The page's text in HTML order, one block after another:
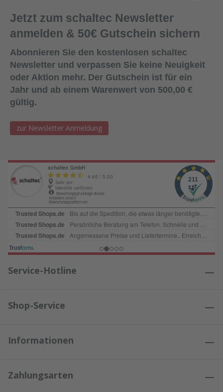
Seifenlösung zwischen die Fugenkanten und das
Dichtmittel gelangt (um die Haftwirkung nicht zu
beeinträchtigen).Lagerung:18 Monate bei ungeöffneter
Verpackung an einem kühlen und trockenen Lagerort bei
Temperaturen zwischen +5°C und +25
°C. Lieferform:600ml Folienbeutel, 12
Beutel/KartonFarbe:SchwarzAbgabe:Nur in Verbindung mit
Bestellung von Ersatzplatten in passender Menge!
Jetzt zum schaltec Newsletter
anmelden & 50€ Gutschein sichern
Abonnieren Sie den kostenlosen schaltec
Newsletter und verpassen Sie keine Neuigkeit
oder Aktion mehr. Der Gutschein ist für ein
Jahr und ab einem Warenwert von 500,00 €
gültig.
zur Newsletter Anmeldung
Service-Hotline
Shop-Service
Informationen
Zahlungsarten